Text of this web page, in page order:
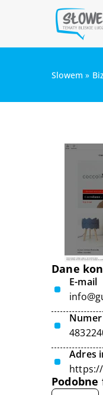
Slowem »
Dane
E-mail
Adres